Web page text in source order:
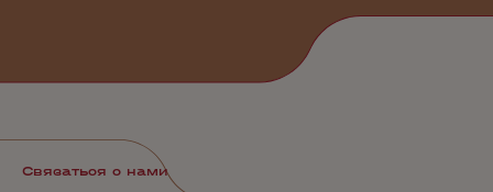
Связаться с нами